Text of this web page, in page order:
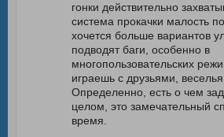
гонки действительно
система прокачки малость
хочется больше вариантов
подводят баги, особенно в
многопользовательских
играешь с друзьями,
Определенно, есть о чем
целом, это замечательный
время.